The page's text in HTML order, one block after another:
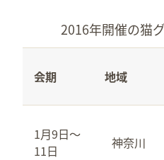
2016年開催の猫
会期 地域
1月9日～
11日
神奈川